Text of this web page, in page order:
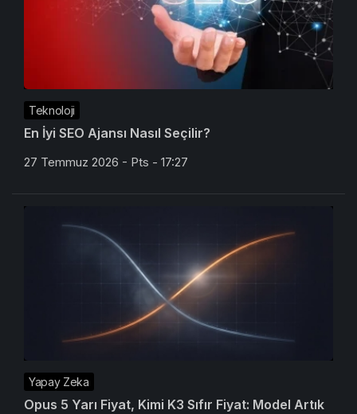
Teknoloji
En İyi SEO Ajansı Nasıl Seçilir?
27 Temmuz 2026 - Pts - 17:27
Yapay Zeka
Opus 5 Yarı Fiyat, Kimi K3 Sıfır Fiyat: Model Artık